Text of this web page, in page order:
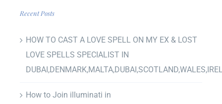
Recent Posts
HOW TO CAST A LOVE SPELL ON MY EX & LOST
LOVE SPELLS SPECIALIST IN
How to Join illuminati in